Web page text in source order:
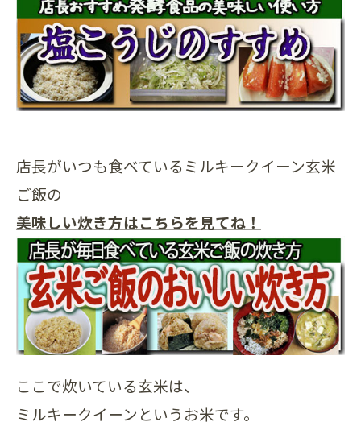
店長がいつも食べているミルキークイーン玄米
ご飯の
美味しい炊き方はこちらを見てね！
ここで炊いている玄米は、
ミルキークイーンというお米です。